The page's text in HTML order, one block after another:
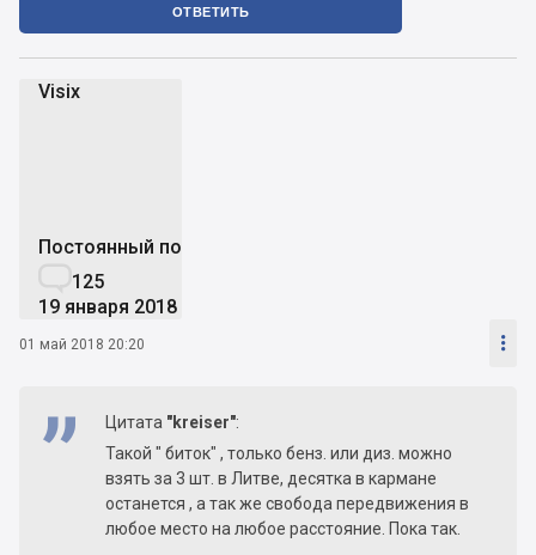
ОТВЕТИТЬ
Visix
Постоянный пользователь
125
19 января 2018
01 май 2018 20:20 
Цитата "kreiser":
Такой " биток" , только бенз. или диз. можно
взять за 3 шт. в Литве, десятка в кармане
останется , а так же свобода передвижения в
любое место на любое расстояние. Пока так.